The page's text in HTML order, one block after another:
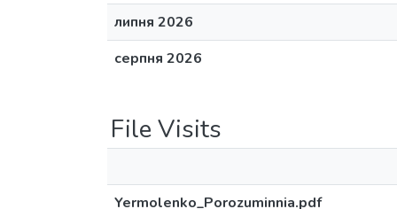
липня 2026
серпня 2026
File Visits
Yermolenko_Porozuminnia.pdf